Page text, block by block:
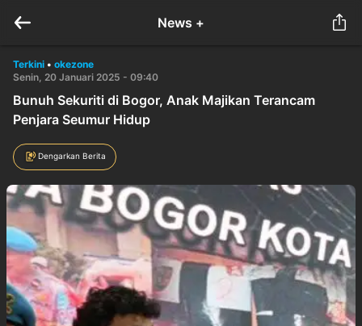
News +
Terkini • okezone
Senin, 20 Januari 2025 - 09:40
Bunuh Sekuriti di Bogor, Anak Majikan Terancam
Penjara Seumur Hidup
Dengarkan Berita